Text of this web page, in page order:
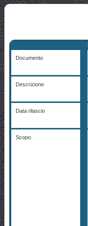
Documento
Descrizione
Data rilascio
Scopo